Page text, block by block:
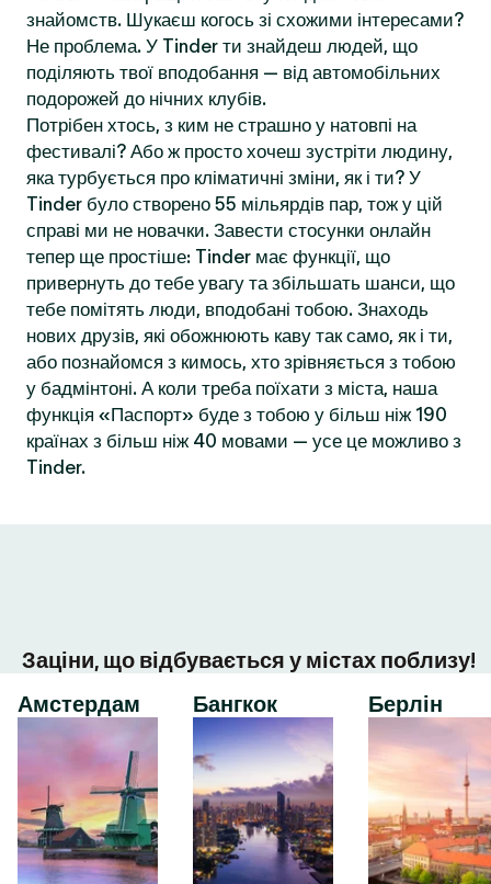
знайомств. Шукаєш когось зі схожими інтересами?
Не проблема. У Tinder ти знайдеш людей, що
поділяють твої вподобання — від автомобільних
подорожей до нічних клубів.
Потрібен хтось, з ким не страшно у натовпі на
фестивалі? Або ж просто хочеш зустріти людину,
яка турбується про кліматичні зміни, як і ти? У
Tinder було створено 55 мільярдів пар, тож у цій
справі ми не новачки. Завести стосунки онлайн
тепер ще простіше: Tinder має функції, що
привернуть до тебе увагу та збільшать шанси, що
тебе помітять люди, вподобані тобою. Знаходь
нових друзів, які обожнюють каву так само, як і ти,
або познайомся з кимось, хто зрівняється з тобою
у бадмінтоні. А коли треба поїхати з міста, наша
функція «Паспорт» буде з тобою у більш ніж 190
країнах з більш ніж 40 мовами — усе це можливо з
Tinder.
Заціни, що відбувається у містах поблизу!
Амстердам
Бангкок Берлін